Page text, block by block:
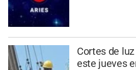
Cortes de
este jueves